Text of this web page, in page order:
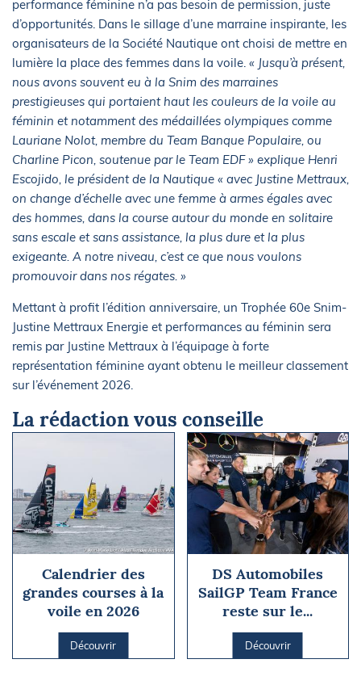
performance féminine n’a pas besoin de permission, juste
d’opportunités. Dans le sillage d’une marraine inspirante, les
organisateurs de la Société Nautique ont choisi de mettre en
lumière la place des femmes dans la voile. « Jusqu’à présent,
nous avons souvent eu à la Snim des marraines
prestigieuses qui portaient haut les couleurs de la voile au
féminin et notamment des médaillées olympiques comme
Lauriane Nolot, membre du Team Banque Populaire, ou
Charline Picon, soutenue par le Team EDF » explique Henri
Escojido, le président de la Nautique « avec Justine Mettraux,
on change d’échelle avec une femme à armes égales avec
des hommes, dans la course autour du monde en solitaire
sans escale et sans assistance, la plus dure et la plus
exigeante. A notre niveau, c’est ce que nous voulons
promouvoir dans nos régates. »
Mettant à profit l’édition anniversaire, un Trophée 60e Snim-
Justine Mettraux Energie et performances au féminin sera
remis par Justine Mettraux à l’équipage à forte
représentation féminine ayant obtenu le meilleur classement
sur l’événement 2026.
La rédaction vous conseille
Calendrier des
grandes courses à la
voile en 2026
Découvrir
DS Automobiles
SailGP Team France
reste sur le...
Découvrir